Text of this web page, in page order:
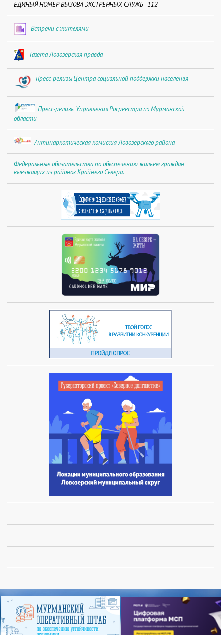
ЕДИНЫЙ НОМЕР ВЫЗОВА ЭКСТРЕННЫХ СЛУЖБ - 112
Встречи с жителями
Газета Ловозерская правда
Пресс-релизы Центра социальной поддержки населения
Пресс-релизы Управления Росреестра по Мурманской
области
Антинаркотическая комиссия Ловозерского района
Федеральные обязательства по обеспечению жильем граждан
выезжащих из районов Крайнего Севера.